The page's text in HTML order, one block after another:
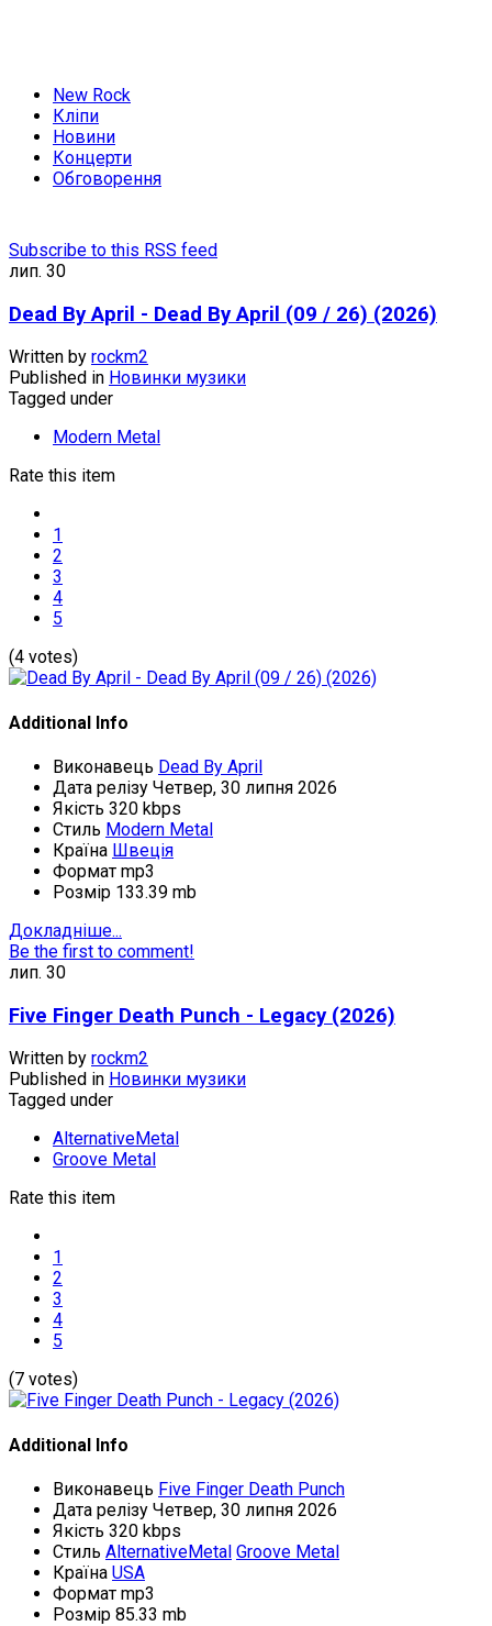
New Rock
Кліпи
Новини
Концерти
Обговорення
Subscribe to this RSS feed
лип. 30
Dead By April - Dead By April (09 / 26) (2026)
Written by rockm2
Published in Новинки музики
Tagged under
Modern Metal
Rate this item
1
2
3
4
5
(4 votes)
Additional Info
Виконавець Dead By April
Дата релізу Четвер, 30 липня 2026
Якість 320 kbps
Стиль Modern Metal
Країна Швеція
Формат mp3
Розмір 133.39 mb
Докладніше...
Be the first to comment!
лип. 30
Five Finger Death Punch - Legacy (2026)
Written by rockm2
Published in Новинки музики
Tagged under
AlternativeMetal
Groove Metal
Rate this item
1
2
3
4
5
(7 votes)
Additional Info
Виконавець Five Finger Death Punch
Дата релізу Четвер, 30 липня 2026
Якість 320 kbps
Стиль AlternativeMetal Groove Metal
Країна USA
Формат mp3
Розмір 85.33 mb